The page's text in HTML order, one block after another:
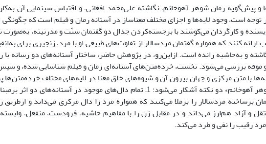
پیش‌گویه رمان شوهر آهوخانم، نگاشته علی‌محمد افغانی، و اقتباس سینمایی آن
است، وجود لایه‌ها و اجزای مختلف معناساز در آستانه رمان و فیلم است که چگونگی
و کارگردان می‌کوشند با برجسته‌کردن جدال دو گفتمان سنّت و مدرنیته، به‌صورت
کنند که همواره گفتمان مردسالار از تفاوت‌های طبیعی او با مرد، زنجیری برای
و به‌حاشیه رانده ‌است. ازاین‌رو، در پژوهش حاضر،ساختار آستانه‌های دو رسانه
و موفه بررسی می‌شود. نخست،خرده‌متن‌های آستانه‌ای رمان و فیلم شناسایی شده، و
با متن مرکزی و جهان بیرون آن و شیوه‌های خلق معنا در لایه‌های مختلف
ساختار آستانه‌های رمان و فیلم «شوهر آهوخانم» دو نکته آشکار می‌شود: 1. تمام دال‌های
گفتمان برساخته مردسالار را برملا می‌کنند که همواره مرد را دال مرکزی می‌داند و
و آزاد هم‌ارز می‌داند و در مقابل زن را با مفاهیم حاشیه، فرودست، منفعل،
رقیب را نفی و طرد می‌کند.